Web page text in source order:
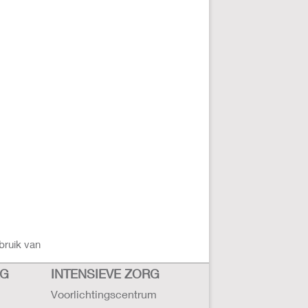
van
INTENSIEVE ZORG
Voorlichtingscentrum